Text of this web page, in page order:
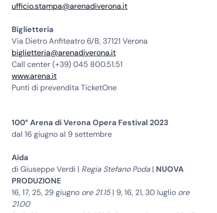
ufficio.stampa@arenadiverona.it
Biglietteria
Via Dietro Anfiteatro 6/B, 37121 Verona
biglietteria@arenadiverona.it
Call center (+39) 045 800.51.51
www.arena.it
Punti di prevendita TicketOne
100° Arena di Verona Opera Festival 2023
dal 16 giugno al 9 settembre
Aida
di Giuseppe Verdi | Regia Stefano Poda | NUOVA
PRODUZIONE
16, 17, 25, 29 giugno ore 21.15| 9, 16, 21, 30 luglio ore
21.00